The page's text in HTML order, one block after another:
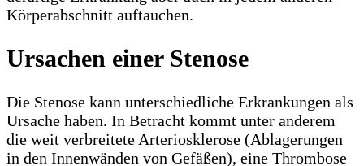
Körperabschnitt auftauchen.
Ursachen einer Stenose
Die Stenose kann unterschiedliche Erkrankungen als
Ursache haben. In Betracht kommt unter anderem
die weit verbreitete Arteriosklerose (Ablagerungen
in den Innenwänden von Gefäßen), eine Thrombose